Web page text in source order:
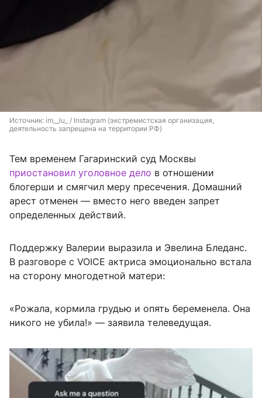
Источник: im__lu_ / Instagram (экстремистская организация,
деятельность запрещена на территории РФ)
Тем временем Гагаринский суд Москвы
приостановил уголовное дело в отношении
блогерши и смягчил меру пресечения. Домашний
арест отменен — вместо него введен запрет
определенных действий.
Поддержку Валерии выразила и Эвелина Бледанс.
В разговоре с VOICE актриса эмоционально встала
на сторону многодетной матери:
«Рожала, кормила грудью и опять беременела. Она
никого не убила!» — заявила телеведущая.